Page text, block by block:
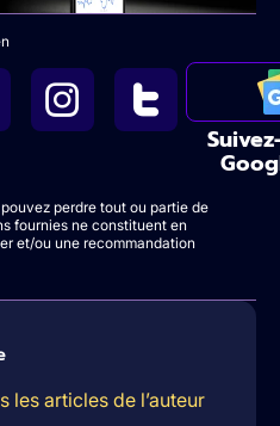
perdre tout ou partie de
fournies ne constituent en
et/ou une recommandation
les articles de l’auteur